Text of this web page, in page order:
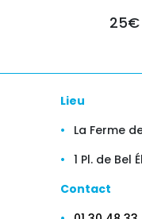
25€
Lieu
La Ferme
1 Pl. de Bel
Contact